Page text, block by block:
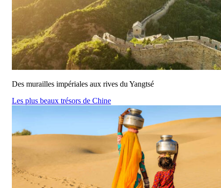
Des murailles impériales aux rives du Yangtsé
Les plus beaux trésors de Chine